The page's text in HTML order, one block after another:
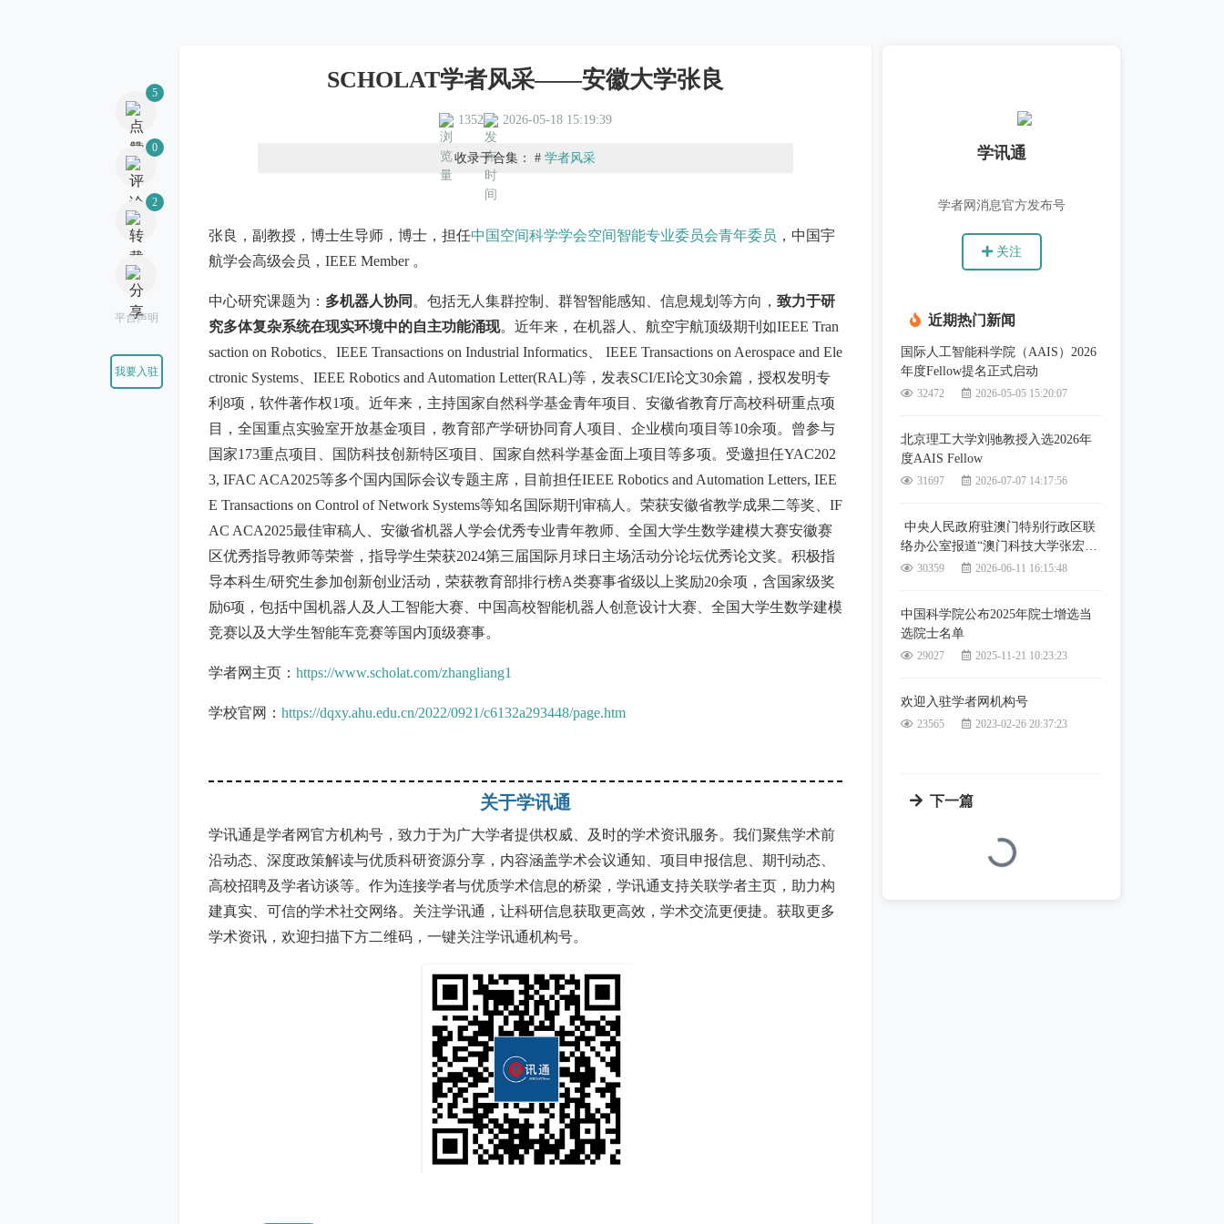
平台声明
SCHOLAT学者风采——安徽大学张良
1352 2026-05-18 15:19:39
收录于合集： #学者风采
张良，副教授，博士生导师，博士，担任中国空间科学学会空间智能专业委员会青年委员 ，中国宇
航学会高级会员，IEEE Member 。
中心研究课题为： 多机器人协同 。包括无人集群控制、群智智能感知、信息规划等方向， 致力于研
究多体复杂系统在现实环境中的自主功能涌现。近年来，在机器人、航空宇航顶级期刊如IEEE Tran
saction on Robotics、IEEE Transactions on Industrial Informatics、 IEEE Transactions on Aerospace and Ele
ctronic Systems、IEEE Robotics and Automation Letter(RAL)等，发表SCI/EI论文30余篇，授权发明专
利8项，软件著作权1项。近年来，主持国家自然科学基金青年项目、安徽省教育厅高校科研重点项
目，全国重点实验室开放基金项目，教育部产学研协同育人项目、企业横向项目等10余项。曾参与
国家173重点项目、国防科技创新特区项目、国家自然科学基金面上项目等多项。受邀担任YAC202
3, IFAC ACA2025等多个国内国际会议专题主席，目前担任IEEE Robotics and Automation Letters, IEE
E Transactions on Control of Network Systems等知名国际期刊审稿人。荣获安徽省教学成果二等奖、IF
AC ACA2025最佳审稿人、安徽省机器人学会优秀专业青年教师、全国大学生数学建模大赛安徽赛
区优秀指导教师等荣誉，指导学生荣获2024第三届国际月球日主场活动分论坛优秀论文奖。积极指
导本科生/研究生参加创新创业活动，荣获教育部排行榜A类赛事省级以上奖励20余项，含国家级奖
励6项，包括中国机器人及人工智能大赛、中国高校智能机器人创意设计大赛、全国大学生数学建模
竞赛以及大学生智能车竞赛等国内顶级赛事。
学者网主页： https://www.scholat.com/zhangliang1
学校官网： https://dqxy.ahu.edu.cn/2022/0921/c6132a293448/page.htm
关于学讯通
学讯通是学者网官方机构号，致力于为广大学者提供权威、及时的学术资讯服务。我们聚焦学术前
沿动态、深度政策解读与优质科研资源分享，内容涵盖学术会议通知、项目申报信息、期刊动态、
高校招聘及学者访谈等。作为连接学者与优质学术信息的桥梁，学讯通支持关联学者主页，助力构
建真实、可信的学术社交网络。关注学讯通，让科研信息获取更高效，学术交流更便捷。获取更多
学术资讯，欢迎扫描下方二维码，一键关注学讯通机构号。
学讯通
学者网消息官方发布号
关注
近期热门新闻
国际人工智能科学院（AAIS）2026
年度Fellow提名正式启动
32472 2026-05-05 15:20:07
北京理工大学刘驰教授入选2026年
度AAIS Fellow
31697 2026-07-07 14:17:56
中央人民政府驻澳门特别行政区联
络办公室报道“澳门科技大学张宏纲
教授当选国际人工智能科学院院士”
30359 2026-06-11 16:15:48
中国科学院公布2025年院士增选当
选院士名单
29027 2025-11-21 10:23:23
欢迎入驻学者网机构号
23565 2023-02-26 20:37:23
下一篇
加载中...